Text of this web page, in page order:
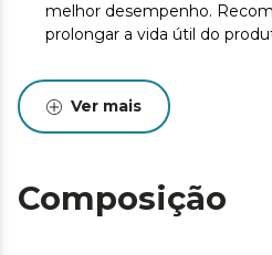
melhor desempenho.
prolongar a vida útil do
Ver mais
Composição